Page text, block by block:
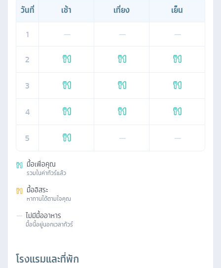
วันที่ เช้า เที่ยง
เย็น
1
— —
—
2
3
4
5 — —
มื้อเพื่อคุณ
รวมในค่าทัวร์แล้ว
มื้ออิสระ
หาทานได้ตามใจคุณ
— ไม่มีมื้ออาหาร
มื้อนี้อยู่นอกเวลาทัวร์
โรงแรมและที่พัก